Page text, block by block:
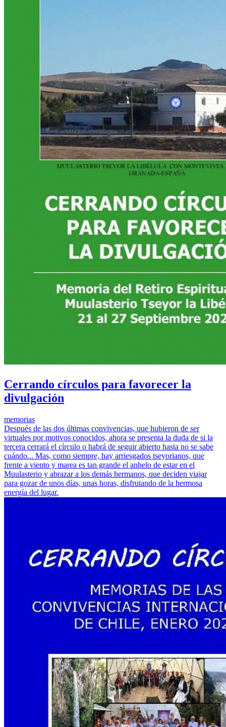
Cerrando círculos para favorecer la
divulgación
memorias
Después de las dos últimas convivencias, que hubieron de ser
virtuales por motivos conocidos, ahora se presenta la duda de si la
tercera cerrará el círculo o habrá de seguir abierto hasta no se sabe
cuándo... Mas, como siempre, hay arriesgados tseyorianos, que
frente a viento y marea es tan grande el anhelo de estar en el
Muulasterio y abrazar a los demás hermanos, que deciden viajar
para gozar de unos días, unas horas, disfrutando de la hermosa
energía del lugar.